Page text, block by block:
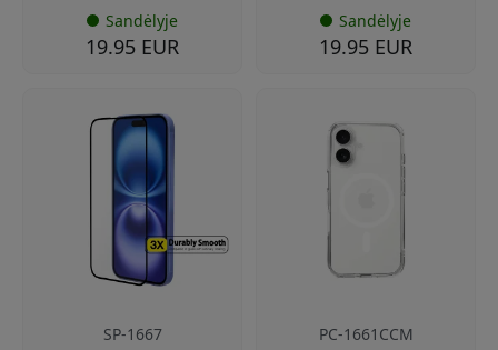
Sandėlyje
19.95 EUR
Sandėlyje
19.95 EUR
SP-1667
PC-1661CCM